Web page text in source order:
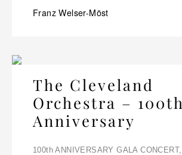
Franz Welser-Möst
The Cleveland
Orchestra – 100th
Anniversary
100th ANNIVERSARY GALA CONCERT,